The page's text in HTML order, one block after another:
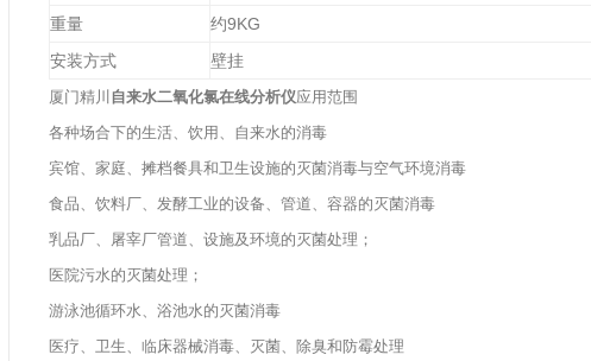
重量
约9KG
安装方式
壁挂
厦门精川 自来水二氧化氯在线分析仪应用范围
各种场合下的生活、饮用、自来水的消毒
宾馆、家庭、摊档餐具和卫生设施的灭菌消毒与空气环境消毒
食品、饮料厂、发酵工业的设备、管道、容器的灭菌消毒
乳品厂、屠宰厂管道、设施及环境的灭菌处理；
医院污水的灭菌处理；
游泳池循环水、浴池水的灭菌消毒
医疗、卫生、临床器械消毒、灭菌、除臭和防霉处理